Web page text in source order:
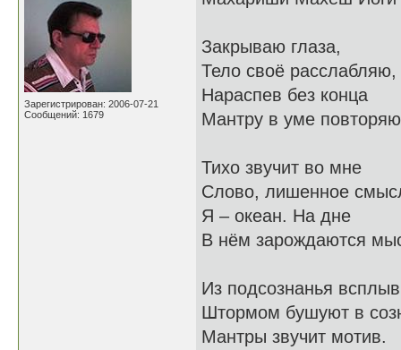
Зарегистрирован: 2006-07-21
Сообщений: 1679
Закрываю глаза,
Тело своё расслабляю,
Нараспев без конца
Мантру в уме
Тихо звучит во мне
Слово, лишенное
Я – океан. На дне
В нём зарождаются
Из подсознанья всплыв
Штормом бушуют в
Мантры звучит мотив.